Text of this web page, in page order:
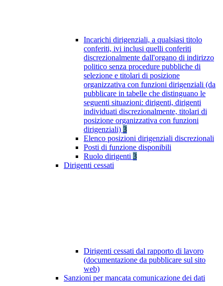
Incarichi dirigenziali, a qualsiasi titolo
conferiti, ivi inclusi quelli conferiti
discrezionalmente dall'organo di indirizzo
politico senza procedure pubbliche di
selezione e titolari di posizione
organizzativa con funzioni dirigenziali (da
pubblicare in tabelle che distinguano le
seguenti situazioni: dirigenti, dirigenti
individuati discrezionalmente, titolari di
posizione organizzativa con funzioni
dirigenziali) 3
Elenco posizioni dirigenziali discrezionali
Posti di funzione disponibili
Ruolo dirigenti 3
Dirigenti cessati
Dirigenti cessati dal rapporto di lavoro
(documentazione da pubblicare sul sito
web)
Sanzioni per mancata comunicazione dei dati